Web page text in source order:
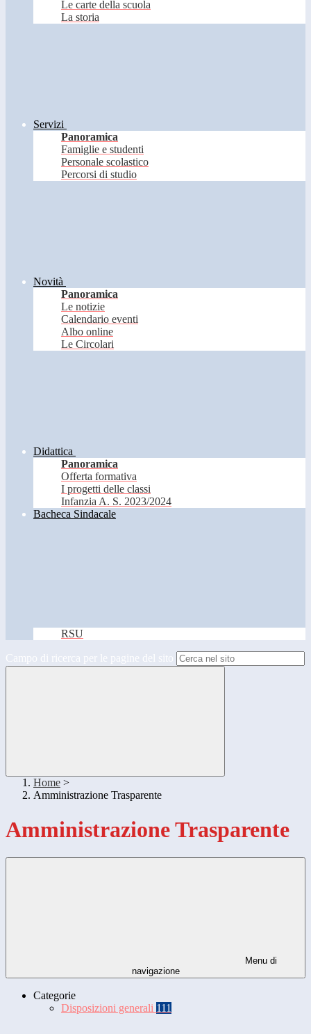
Le carte della scuola
La storia
Servizi
Panoramica
Famiglie e studenti
Personale scolastico
Percorsi di studio
Novità
Panoramica
Le notizie
Calendario eventi
Albo online
Le Circolari
Didattica
Panoramica
Offerta formativa
I progetti delle classi
Infanzia A. S. 2023/2024
Bacheca Sindacale
RSU
Campo di ricerca per le pagine del sito
Home >
Amministrazione Trasparente
Amministrazione Trasparente
Menu di
navigazione
Categorie
Disposizioni generali 111